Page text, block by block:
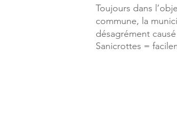
Toujours dans
commune, la
désagrément
Sanicrottes =